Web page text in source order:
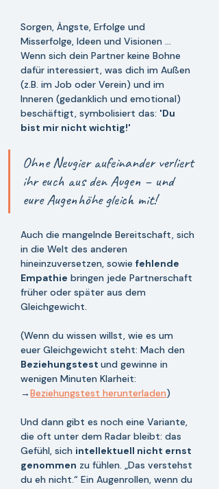
Sorgen, Ängste, Erfolge und
Misserfolge, Ideen und Visionen ...
Wenn sich dein Partner keine Bohne
dafür interessiert, was dich im Außen
(z.B. im Job oder Verein) und im
Inneren (gedanklich und emotional)
beschäftigt, symbolisiert das: 'Du
bist mir nicht wichtig!'
Ohne Neugier aufeinander verliert
ihr euch aus den Augen – und
eure Augenhöhe gleich mit!
Auch die mangelnde Bereitschaft, sich
in die Welt des anderen
hineinzuversetzen, sowie fehlende
Empathie bringen jede Partnerschaft
früher oder später aus dem
Gleichgewicht.
(Wenn du wissen willst, wie es um
euer Gleichgewicht steht: Mach den
Beziehungstest und gewinne in
wenigen Minuten Klarheit:
→Beziehungstest herunterladen)
Und dann gibt es noch eine Variante,
die oft unter dem Radar bleibt: das
Gefühl, sich intellektuell nicht ernst
genommen zu fühlen. „Das verstehst
du eh nicht.“ Ein Augenrollen, wenn du